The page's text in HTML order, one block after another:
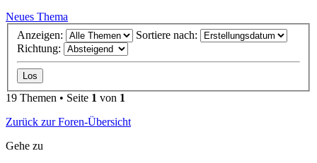
Neues Thema
Anzeigen:
Sortiere nach:
Richtung:
19 Themen • Seite 1 von 1
Zurück zur Foren-Übersicht
Gehe zu